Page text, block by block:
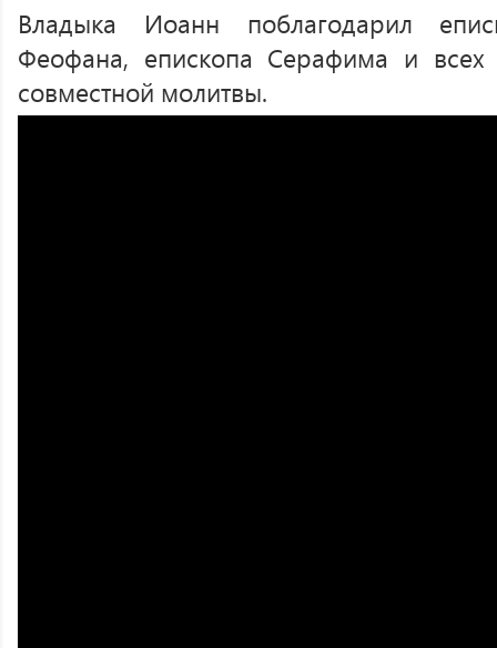
Владыка Иоанн поблагодарил
Феофана, епископа Серафима и всех
совместной молитвы.